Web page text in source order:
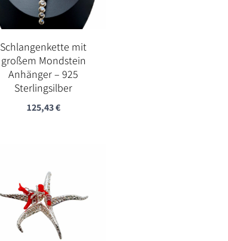
Schlangenkette mit
großem Mondstein
Anhänger – 925
Sterlingsilber
125,43€